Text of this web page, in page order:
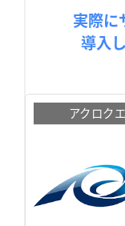
実際に
導入
アクロク